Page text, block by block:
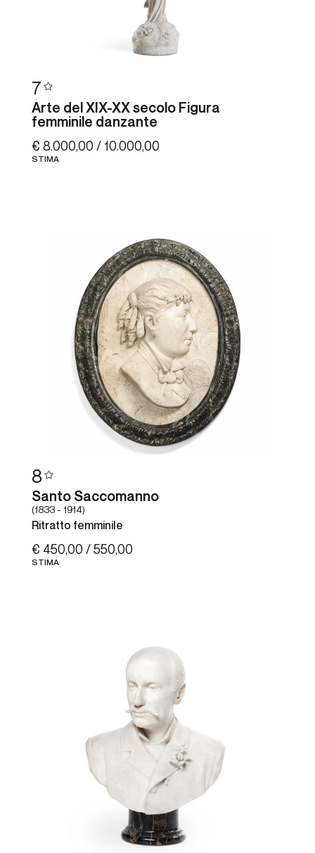
7
Arte del XIX-XX secolo Figura
femminile danzante
€ 8.000,00 / 10.000,00
STIMA
8
Santo Saccomanno
(1833 - 1914)
Ritratto femminile
€ 450,00 / 550,00
STIMA